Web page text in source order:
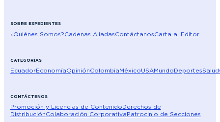
SOBRE EXPEDIENTES
¿Quiénes Somos?Cadenas AliadasContáctanosCarta al Editor
CATEGORÍAS
EcuadorEconomíaOpiniónColombiaMéxicoUSAMundoDeportesSalud
CONTÁCTENOS
Promoción y Licencias de ContenidoDerechos de
DistribuciónColaboración CorporativaPatrocinio de Secciones